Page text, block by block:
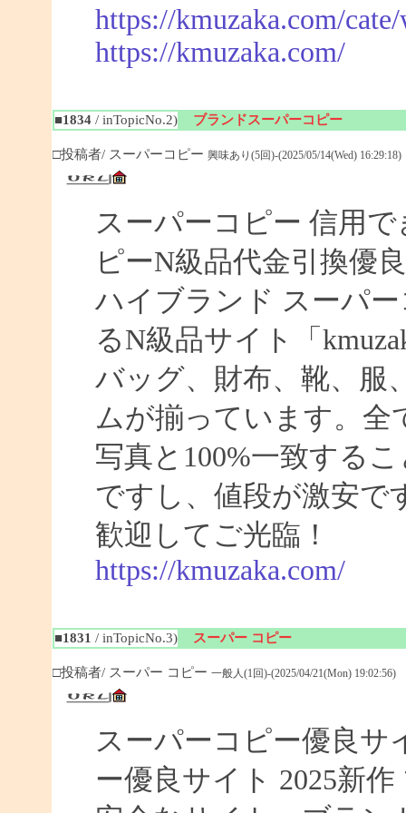
https://kmuzaka.com/
https://kmuzaka.com/
■1834/ inTopicNo.2) ブランドスーパーコピー
□投稿者/ スーパーコピー 興味あり(5回)-(2025/05/14(Wed) 16:29:18)
スーパーコピー 信用
ピーN級品代金引換優
ハイブランド スーパ
るN級品サイト「
バッグ、財布、靴、服
ムが揃っています。全
写真と100%一致する
ですし、値段が激安で
歓迎してご光臨！
https://kmuzaka.com/
■1831 / inTopicNo.3) スーパー コピー
□投稿者/ スーパー コピー 一般人(1回)-(2025/04/21(Mon) 19:02:56)
スーパーコピー優良サ
ー優良サイト 2025新